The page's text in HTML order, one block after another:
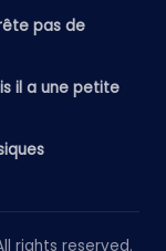
pas de
il a une petite
rights reserved.